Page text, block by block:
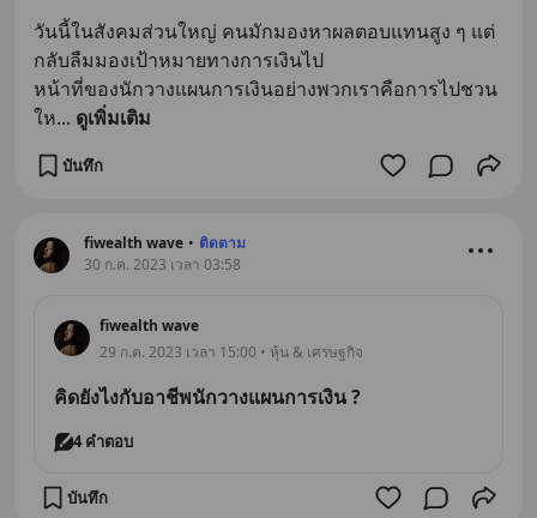
วันนี้ในสังคมส่วนใหญ่ คนมักมองหาผลตอบแทนสูง ๆ แต่
กลับลืมมองเป้าหมายทางการเงินไป
หน้าที่ของนักวางแผนการเงินอย่างพวกเราคือการไปชวน
ให... ดูเพิ่มเติม
บันทึก
fiwealth wave • ติดตาม
30 ก.ค. 2023 เวลา 03:58
fiwealth wave
29 ก.ค. 2023 เวลา 15:00 • หุ้น & เศรษฐกิจ
คิดยังไงกับอาชีพนักวางแผนการเงิน ?
4 คำตอบ
บันทึก